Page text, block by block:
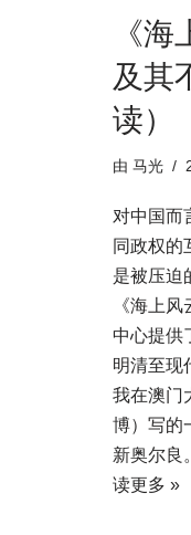
《
及其
读）
由 马光
对中国而
同政权的
是被压
《海上
中心提供
明清至现
我在澳门
博）写的
新奥尔良
读更多 »